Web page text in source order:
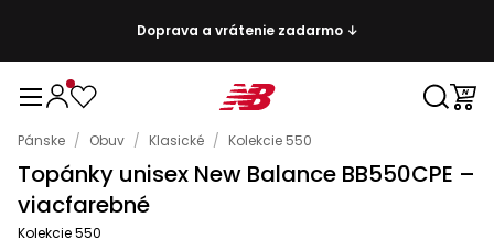
Doprava a vrátenie zadarmo ↓
Pánske / Obuv / Klasické / Kolekcie 550
Topánky unisex New Balance BB550CPE –
viacfarebné
Kolekcie 550